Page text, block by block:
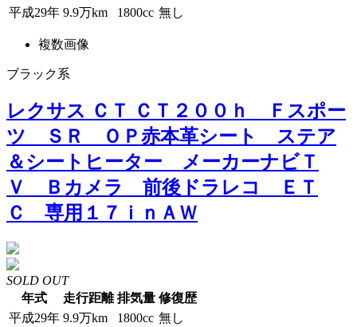
平成29年 9.9万km 1800cc 無し
複数画像
ブラック系
レクサス ＣＴ ＣＴ２００ｈ Ｆスポー
ツ ＳＲ ＯＰ赤本革シート ステア
＆シートヒーター メーカーナビＴ
Ｖ Ｂカメラ 前後ドラレコ ＥＴ
Ｃ 専用１７ｉｎＡＷ
SOLD OUT
年式
走行距離 排気量 修復歴
平成29年 9.9万km 1800cc 無し